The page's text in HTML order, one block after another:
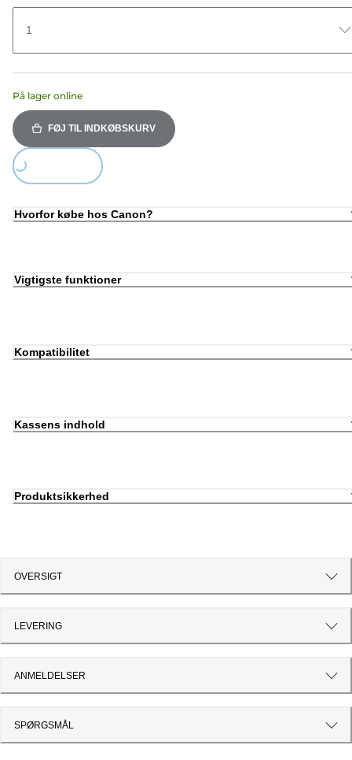
1
På lager online
FØJ TIL INDKØBSKURV
Loading...
Hvorfor købe hos Canon?
Vigtigste funktioner
Kompatibilitet
Kassens indhold
Produktsikkerhed
OVERSIGT
LEVERING
ANMELDELSER
SPØRGSMÅL